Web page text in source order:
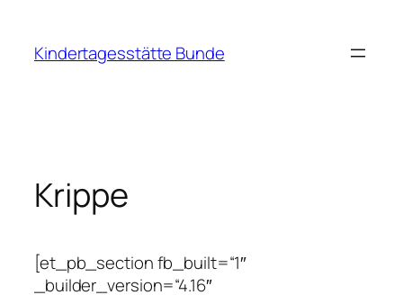
springen
Kindertagesstätte Bunde
Krippe
[et_pb_section fb_built=“1″
_builder_version=“4.16″